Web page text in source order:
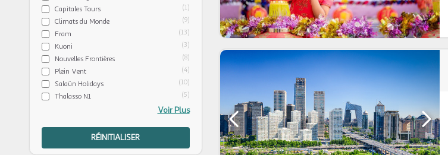
Capitales Tours (1)
Climats du Monde (9)
Fram (13)
Kuoni (3)
Nouvelles Frontières (8)
Plein Vent (4)
Salaün Holidays (10)
Thalasso N1 (5)
Voir Plus
RÉINITIALISER